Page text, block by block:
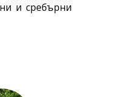
и сребърни